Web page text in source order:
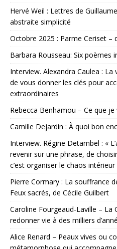
Hervé Weil : Lettres de
abstraite simplicité
Octobre 2025 : Parme Ceriset –
Barbara Rousseau: Six poèmes
Interview. Alexandra Caulea :
de vous donner les clés pour
extraordinaires
Rebecca Benhamou – Ce que
Camille Dejardin : À quoi bon
Interview. Régine Detambel : «
revenir sur une phrase, de
c’est organiser le chaos intérieur
Pierre Cormary : La souffrance
Feux sacrés, de Cécile Guilbert
Caroline Fourgeaud-Laville –
redonner vie à des milliers
Alice Renard – Peaux vives ou